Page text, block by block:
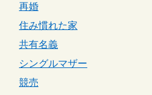
再婚
住み慣れた家
共有名義
シングルマザー
競売